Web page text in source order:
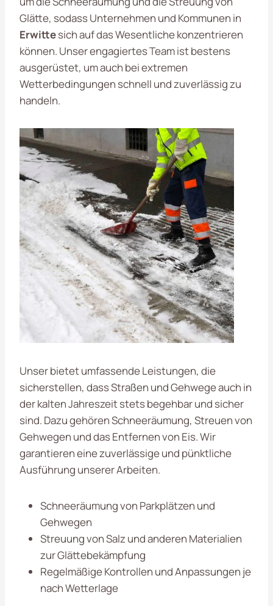
Glätte, sodass Unternehmen und Kommunen in
Erwittesich auf das Wesentliche konzentrieren
können. Unser engagiertes Team ist bestens
ausgerüstet, um auch bei extremen
Wetterbedingungen schnell und zuverlässig zu
handeln.
Unser bietet umfassende Leistungen, die
sicherstellen, dass Straßen und Gehwege auch in
der kalten Jahreszeit stets begehbar und sicher
sind. Dazu gehören Schneeräumung, Streuen von
Gehwegen und das Entfernen von Eis. Wir
garantieren eine zuverlässige und pünktliche
Ausführung unserer Arbeiten.
Schneeräumung von Parkplätzen und
Gehwegen
Streuung von Salz und anderen Materialien
zur Glättebekämpfung
Regelmäßige Kontrollen und Anpassungen je
nach Wetterlage